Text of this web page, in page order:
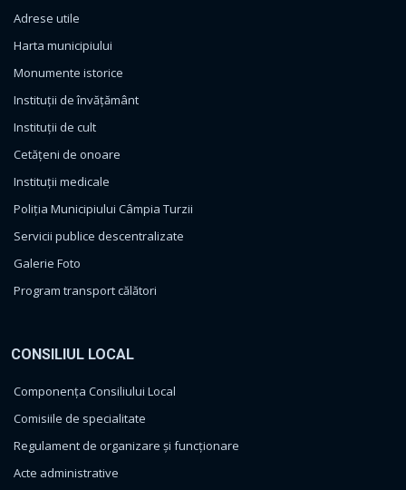
Adrese utile
Harta municipiului
Monumente istorice
Instituții de învățământ
Instituții de cult
Cetățeni de onoare
Instituții medicale
Poliția Municipiului Câmpia Turzii
Servicii publice descentralizate
Galerie Foto
Program transport călători
CONSILIUL LOCAL
Componența Consiliului Local
Comisiile de specialitate
Regulament de organizare și funcționare
Acte administrative